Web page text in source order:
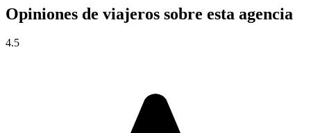
Opiniones de viajeros sobre esta agencia
4.5